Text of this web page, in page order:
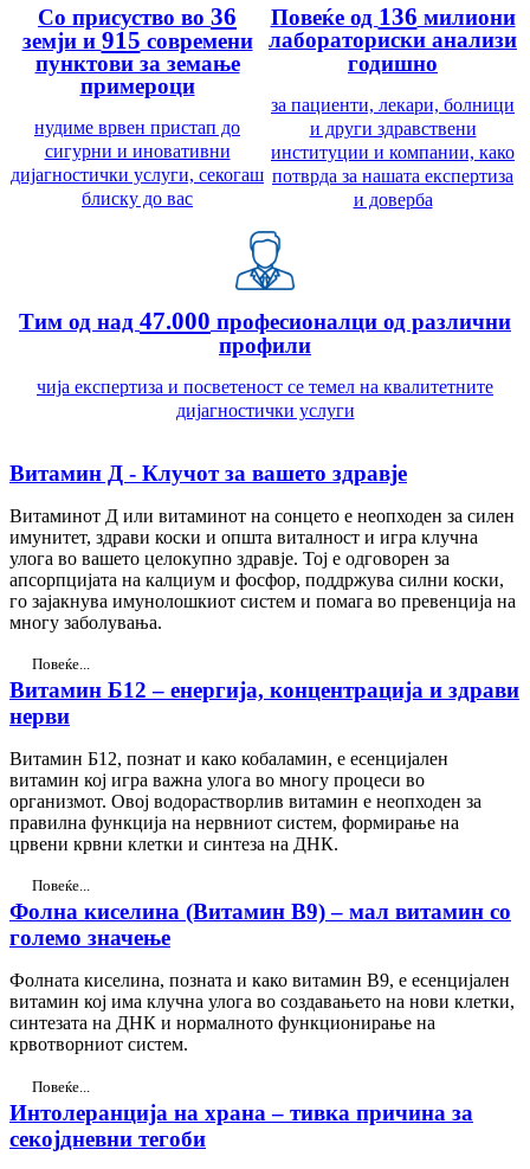
Со присуство во 36
земји и 915 современи
пунктови за земање
примероци
нудиме врвен пристап до
сигурни и иновативни
дијагностички услуги, секогаш
блиску до вас
Повеќе од 136 милиони
лабораториски анализи
годишно
за пациенти, лекари, болници
и други здравствени
институции и компании, како
потврда за нашата експертиза
и доверба
Тим од над 47.000 професионалци од различни
профили
чија експертиза и посветеност се темел на квалитетните
дијагностички услуги
Витамин Д - Клучот за вашето здравје
Витаминот Д или витаминот на сонцето е неопходен за силен
имунитет, здрави коски и општа виталност и игра клучна
улога во вашето целокупно здравје. Тој е одговорен за
апсорпцијата на калциум и фосфор, поддржува силни коски,
го зајакнува имунолошкиот систем и помага во превенција на
многу заболувања.
Повеќе...
Витамин Б12 – енергија, концентрација и здрави
нерви
Витамин Б12, познат и како кобаламин, е есенцијален
витамин кој игра важна улога во многу процеси во
организмот. Овој водорастворлив витамин е неопходен за
правилна функција на нервниот систем, формирање на
црвени крвни клетки и синтеза на ДНК.
Повеќе...
Фолна киселина (Витамин B9) – мал витамин со
големо значење
Фолната киселина, позната и како витамин B9, е есенцијален
витамин кој има клучна улога во создавањето на нови клетки,
синтезата на ДНК и нормалното функционирање на
крвотворниот систем.
Повеќе...
Интолеранција на храна – тивка причина за
секојдневни тегоби